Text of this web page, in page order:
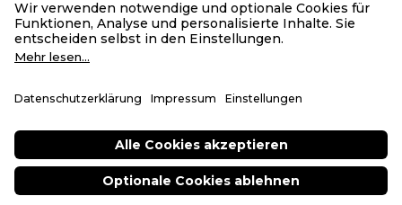
AGB
Datenschutz
Privatsphäre
Deutsch